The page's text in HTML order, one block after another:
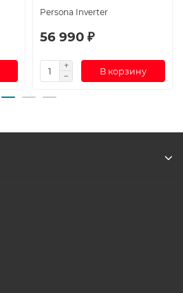
Persona Inverter
56 990 ₽
В корзину